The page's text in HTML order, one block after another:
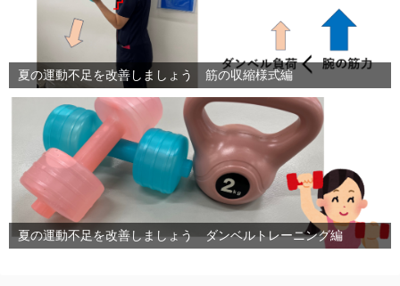
夏の運動不足を改善しましょう 筋の収縮様式編
夏の運動不足を改善しましょう ダンベルトレーニング編